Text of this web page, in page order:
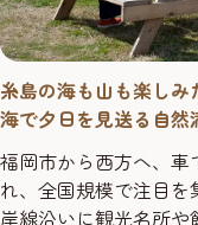
糸島の海も山も楽しみ
海で夕日を見送る自然
で行く福岡／糸島編）
福岡市から西方へ、
れ、全国規模で注目
岸線沿いに観光名所